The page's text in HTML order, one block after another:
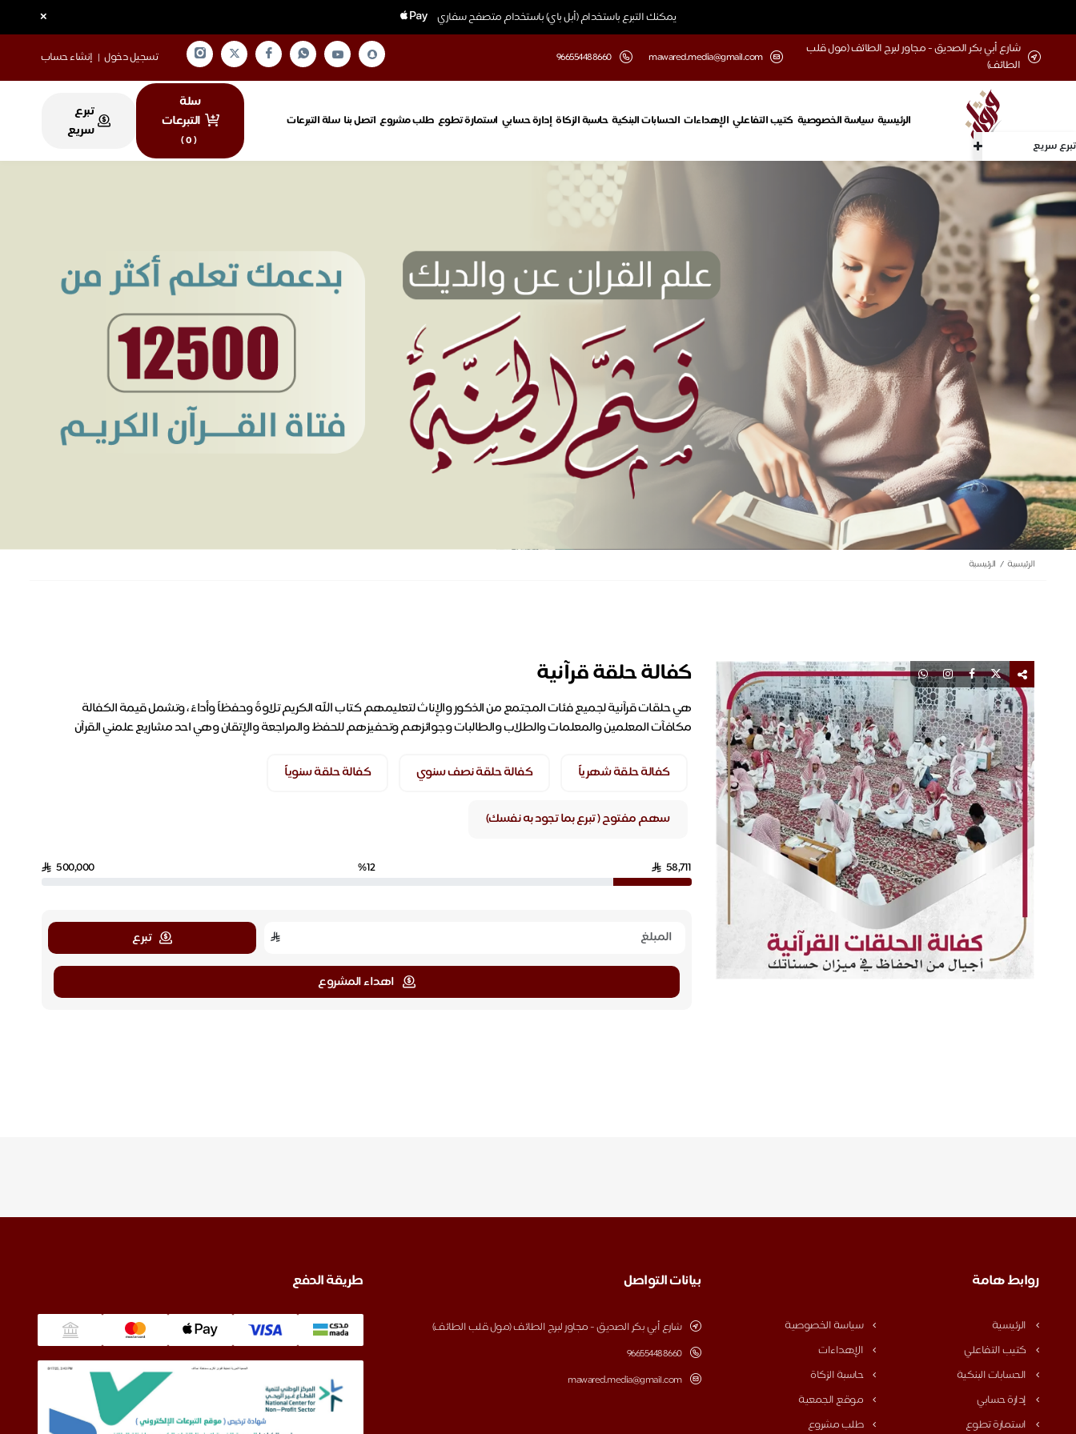
يمكنك التبرع باستخدام (أبل باي) باستخدام متصفح سفاري ×
تبرع سريع
شارع أبي بكر الصديق - مجاور لبرج الطائف (مول قلب
الطائف)
mawared.media@gmail.com
‎966554488660 تسجيل دخول | إنشاء حساب
الرئيسية سياسة الخصوصية كتيب التفاعلي الإهداءات الحسابات البنكية حاسبة الزكاة إدارة حسابي استمارة تطوع طلب مشروع اتصل بنا سلة التبرعات
سلة
التبرعات
(
0
)
تبرع
سريع
الرئيسية الرئيسية
كفالة حلقة قرآنية
هي حلقات قرآنية لجميع فئات المجتمع من الذكور والإناث لتعليمهم كتاب الله الكريم تلاوةً وحفظاً وأداءً ، وتشمل قيمة الكفالة
مكافآت المعلمين والمعلمات والطلاب والطالبات وجوائزهم وتحفيزهم للحفظ والمراجعة والإتقان وهي احد مشاريع علمني القرآن
كفالة حلقة شهرياً كفالة حلقة نصف سنوي كفالة حلقة سنوياً
سهم مفتوح ( تبرع بما تجود به نفسك)
58,711
%12
500,000
تبرع
اهداء المشروع
روابط هامة
الرئيسية
سياسة الخصوصية
كتيب التفاعلي
الإهداءات
الحسابات البنكية
حاسبة الزكاة
إدارة حسابي
موقع الجمعية
استمارة تطوع
طلب مشروع
بيانات التواصل
شارع أبي بكر الصديق - مجاور لبرج الطائف (مول قلب الطائف)
‎966554488660
mawared.media@gmail.com
طريقة الدفع